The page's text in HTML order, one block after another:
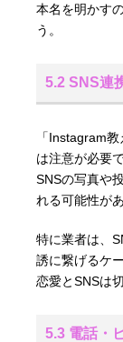
本名を明かす
う。
5.2 SNS連
「Instagram
は注意が必要で
SNSの写真や
れる可能性が
特に業者は、
誘に繋げるケ
恋愛とSNSは
5.3 電話・